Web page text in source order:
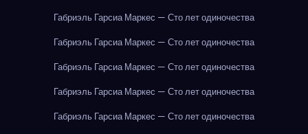
Габриэль Гарсиа Маркес — Сто лет одиночества
Габриэль Гарсиа Маркес — Сто лет одиночества
Габриэль Гарсиа Маркес — Сто лет одиночества
Габриэль Гарсиа Маркес — Сто лет одиночества
Габриэль Гарсиа Маркес — Сто лет одиночества